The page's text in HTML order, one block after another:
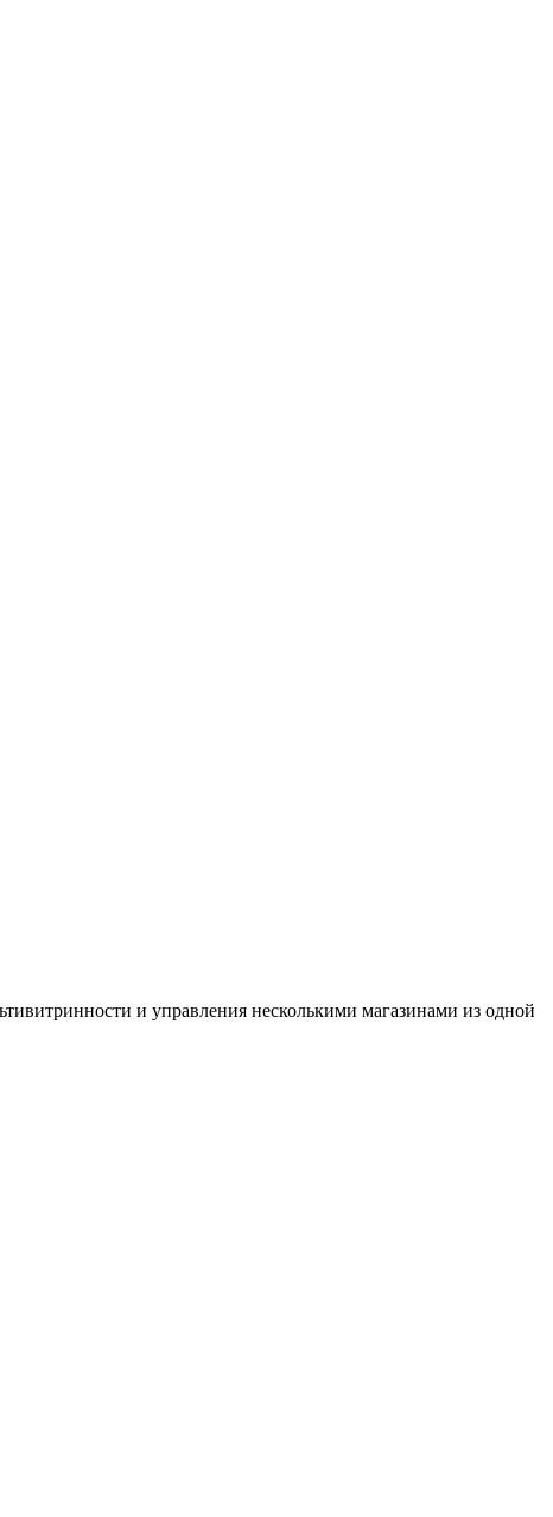
и управления несколькими магазинами из одной